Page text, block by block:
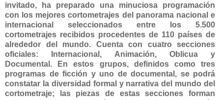
invitado, ha preparado una minuciosa programación
con los mejores cortometrajes del panorama nacional e
internacional seleccionados entre los 5.500
cortometrajes recibidos procedentes de 110 países de
alrededor del mundo. Cuenta con cuatro secciones
oficiales: Internacional, Animación, Oblicua y
Documental. En estos grupos, definidos como tres
programas de ficción y uno de documental, se podrá
constatar la diversidad formal y narrativa del mundo del
cortometraje; las piezas de estas secciones forman